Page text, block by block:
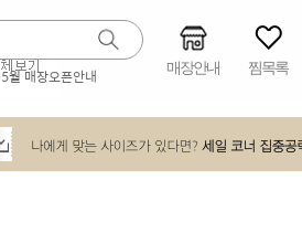
5월 매장오픈안내 매장안내 찜목록